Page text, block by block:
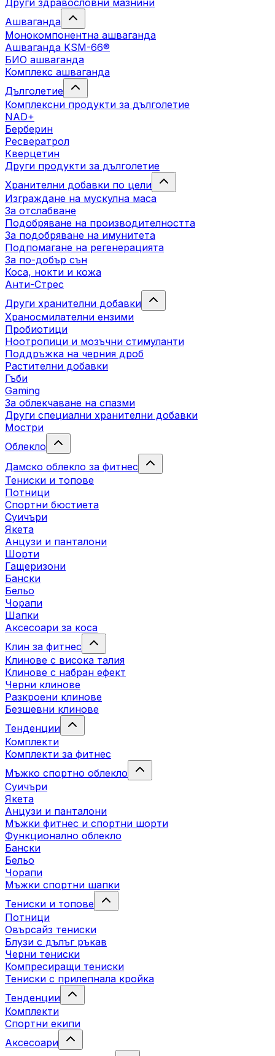
Други здравословни мазнини
Ашваганда
Монокомпонентна ашваганда
Ашваганда KSM-66®
БИО ашваганда
Комплекс ашваганда
Дълголетие
Комплексни продукти за дълголетие
NAD+
Берберин
Ресвератрол
Кверцетин
Други продукти за дълголетие
Хранителни добавки по цели
Изграждане на мускулна маса
За отслабване
Подобряване на производителността
За подобряване на имунитета
Подпомагане на регенерацията
За по-добър сън
Коса, нокти и кожа
Анти-Стрес
Други хранителни добавки
Храносмилателни ензими
Пробиотици
Ноотропици и мозъчни стимуланти
Поддръжка на черния дроб
Растителни добавки
Гъби
Gaming
За облекчаване на спазми
Други специални хранителни добавки
Мостри
Облекло
Дамско облекло за фитнес
Тениски и топове
Потници
Спортни бюстиета
Суичъри
Якета
Aнцузи и панталони
Шорти
Гащеризони
Бански
Бельо
Чорапи
Шапки
Аксесоари за коса
Клин за фитнес
Клинове с висока талия
Клинове с набран ефект
Черни клинове
Разкроени клинове
Безшевни клинове
Тенденции
Комплекти
Комплекти за фитнес
Мъжко спортно облекло
Суичъри
Якета
Aнцузи и панталони
Mъжки фитнес и спортни шорти
Функционално облекло
Бански
Бельо
Чорапи
Mъжки спортни шапки
Тениски и топове
Потници
Овърсайз тениски
Блузи с дълъг ръкав
Черни тениски
Компресиращи тениски
Тениски с прилепнала кройка
Тенденции
Комплекти
Спортни екипи
Аксесоари